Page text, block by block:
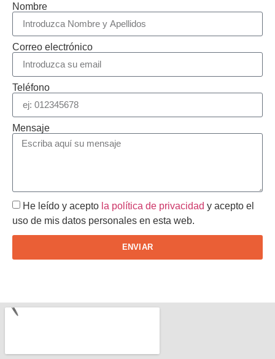
Nombre
Correo electrónico
Teléfono
Mensaje
He leído y acepto la política de privacidad y acepto el
uso de mis datos personales en esta web.
ENVIAR